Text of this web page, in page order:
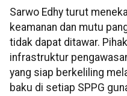
Sarwo Edhy turut
keamanan dan mutu
tidak dapat ditawar.
infrastruktur
yang siap berkeliling
baku di setiap SPPG